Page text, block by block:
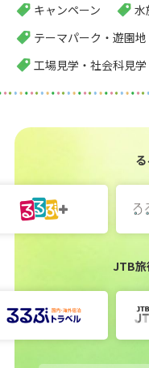
キャンペーン 水
テーマパーク・遊園地
工場見学・社会科見学
JTB旅